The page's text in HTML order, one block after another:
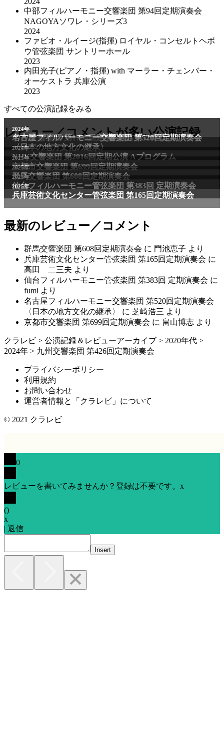
中部フィルハーモニー交響楽団 第94回定期演奏会
NAGOYAソワレ・シリーズ3
2024
ファビオ・ルイージ(指揮) ロイヤル・コンセルトヘボ
ウ管弦楽団 サントリーホール
2023
内田光子(ピアノ・指揮) with マーラー・チェンバー・
オーケストラ 兵庫公演
2023
すべての公演記録をみる
レビュー／コメントが多い公演記録
最新のレビュー／コメント
群馬交響楽団 第608回定期演奏会 に 門池恵子 より
兵庫芸術文化センター管弦楽団 第165回定期演奏会 に
高田 二三夫 より
仙台フィルハーモニー管弦楽団 第383回 定期演奏会 に
fumi より
名古屋フィルハーモニー交響楽団 第520回定期演奏会
〈日本の地方文化の継承〉
に 芝崎浩三 より
京都市交響楽団 第699回定期演奏会 に 畠山博志 より
クラレビ > 公演記録＆レビューアーカイブ > 2020年代 >
2024年 > 九州交響楽団 第426回定期演奏会
プライバシーポリシー
利用規約
お問い合わせ
運営者情報と「クラレビ」について
© 2021 クラレビ
0
レビューを書いてみませんか？登録は不要です。 x
()
x
| 返信
Insert